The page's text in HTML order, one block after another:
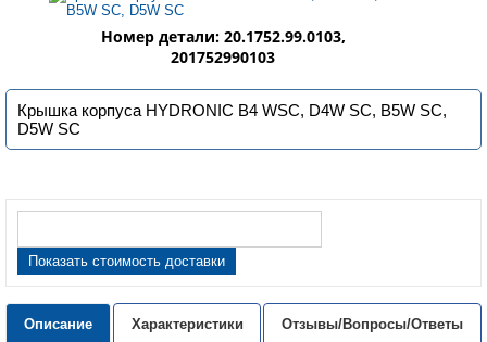
Номер детали: 20.1752.99.0103,
201752990103
Крышка корпуса HYDRONIC B4 WSC, D4W SC, B5W SC,
D5W SC
Показать стоимость доставки
Описание Характеристики Отзывы/Вопросы/Ответы